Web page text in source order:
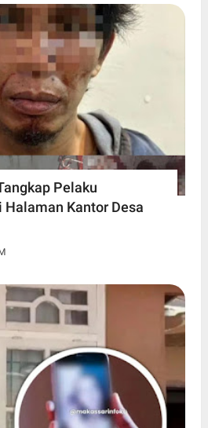
Pelaku
Halaman Kantor Desa